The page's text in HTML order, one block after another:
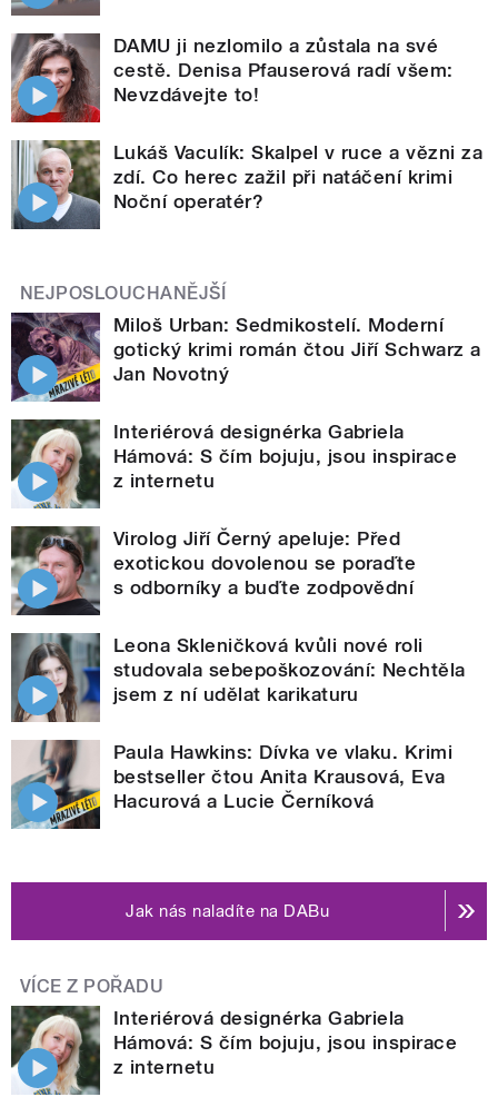
DAMU ji nezlomilo a zůstala na své
cestě. Denisa Pfauserová radí všem:
Nevzdávejte to!
Lukáš Vaculík: Skalpel v ruce a vězni za
zdí. Co herec zažil při natáčení krimi
Noční operatér?
NEJPOSLOUCHANĚJŠÍ
Miloš Urban: Sedmikostelí. Moderní
gotický krimi román čtou Jiří Schwarz a
Jan Novotný
Interiérová designérka Gabriela
Hámová: S čím bojuju, jsou inspirace
z internetu
Virolog Jiří Černý apeluje: Před
exotickou dovolenou se poraďte
s odborníky a buďte zodpovědní
Leona Skleničková kvůli nové roli
studovala sebepoškozování: Nechtěla
jsem z ní udělat karikaturu
Paula Hawkins: Dívka ve vlaku. Krimi
bestseller čtou Anita Krausová, Eva
Hacurová a Lucie Černíková
Jak nás naladíte na DABu
VÍCE Z POŘADU
Interiérová designérka Gabriela
Hámová: S čím bojuju, jsou inspirace
z internetu